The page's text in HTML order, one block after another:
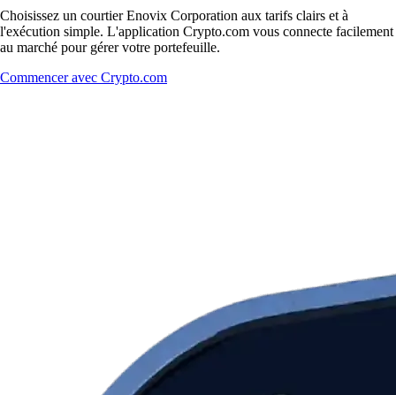
Choisissez un courtier Enovix Corporation aux tarifs clairs et à
l'exécution simple. L'application Crypto.com vous connecte facilement
au marché pour gérer votre portefeuille.
Commencer avec Crypto.com